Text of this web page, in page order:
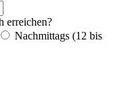
erreichen?
Nachmittags (12 bis